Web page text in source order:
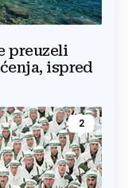
preuzeli
ispred
2